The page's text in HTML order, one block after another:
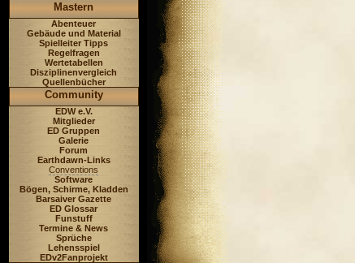
Mastern
Abenteuer
Gebäude und Material
Spielleiter Tipps
Regelfragen
Wertetabellen
Disziplinenvergleich
Quellenbücher
Community
EDW e.V.
Mitglieder
ED Gruppen
Galerie
Forum
Earthdawn-Links
Conventions
Software
Bögen, Schirme, Kladden
Barsaiver Gazette
ED Glossar
Funstuff
Termine & News
Sprüche
Lehensspiel
EDv2Fanprojekt